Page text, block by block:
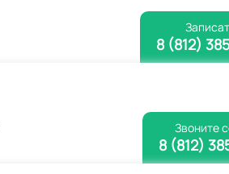
8 (812)
Звоните
8 (812)